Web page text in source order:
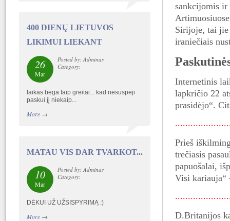
sankcijomis
Sirijoje, tai jie
iraniečiais
Internetinis
lapkričio 22
prasidėjo“.
Prieš
trečiasis
papuošalai,
Visi
D.Britanijos
400 DIENŲ LIETUVOS
LIKIMUI LIEKANT
26
Mar
Posted by: Adminas
Category:
laikas bėga taip greitai... kad nesuspėji
paskui jį niekaip...
More→
MATAU VIS DAR TVARKOT...
10
Mar
Posted by: Adminas
Category:
DĖKUI UŽ UŽSISPYRIMĄ :)
More→